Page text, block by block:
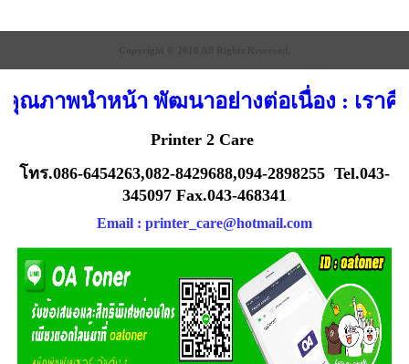
ณภาพนำหน้า พัฒนาอย่างต่อเนื่อง : เราคือ
Printer 2 Care
โทร.086-6454263,082-8429688,094-2898255 Tel.043-
345097 Fax.043-468341
Email : printer_care@hotmail.com